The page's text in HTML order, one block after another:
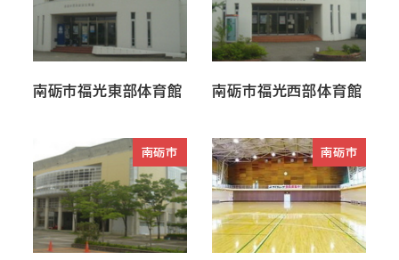
南砺市福光東部体育館 南砺市福光西部体育館
南砺市 南砺市